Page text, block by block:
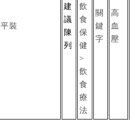
平裝
建
議
陳
列
飲
食
保
健
>
飲
食
療
法
關
鍵
字
高
血
壓